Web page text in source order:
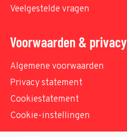
Veelgestelde vragen
Voorwaarden & privacy
Algemene voorwaarden
Privacy statement
Cookiestatement
Cookie-instellingen